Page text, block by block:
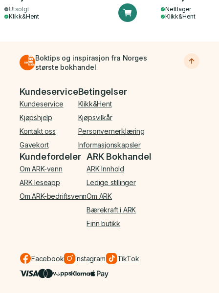
Utsolgt
Klikk&Hent
Nettlager
Klikk&Hent
Boktips og inspirasjon fra Norges
største bokhandel
Bunnmeny
Kundeservice
Kundeservice
Kjøpshjelp
Kontakt oss
Gavekort
Betingelser
Klikk&Hent
Kjøpsvilkår
Personvernerklæring
Informasjonskapsler
Kundefordeler
Om ARK-venn
ARK leseapp
Om ARK-bedriftsvenn
ARK Bokhandel
ARK Innhold
Ledige stillinger
Om ARK
Bærekraft i ARK
Finn butikk
Facebook Instagram TikTok